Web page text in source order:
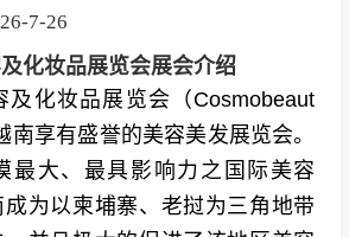
7-26
化妆品展览会展会介绍
及化妆品展览会（Cosmobeaut
南享有盛誉的美容美发展览会。
最大、最具影响力之国际美容
为以柬埔寨、老挝为三角地带